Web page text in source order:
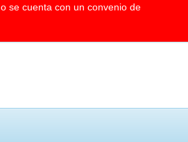
se cuenta con un convenio de